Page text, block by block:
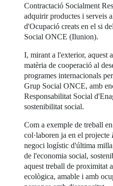
Contractació Socialment
adquirir productes i serveis
d'Ocupació creats en el si
Social ONCE (Ilunion).
I, mirant a l'exterior, aquest
matèria de cooperació al
programes internacionals
Grup Social ONCE, amb
Responsabilitat Social
sostenibilitat social.
Com a exemple de treball
col·laboren ja en el projecte
negoci logístic d'última
de l'economia social,
aquest treball de proximitat
ecològica, amable i amb